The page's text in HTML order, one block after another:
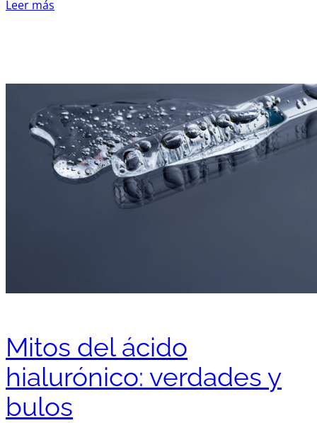
Leer más
Mitos del ácido
hialurónico: verdades y
bulos